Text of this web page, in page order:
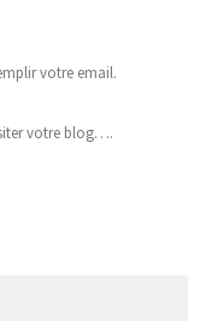
votre email.
votre blog….